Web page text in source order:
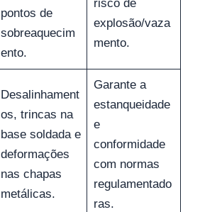
pontos de
sobreaquecim
ento.
risco de
explosão/vaza
mento.
Desalinhament
os, trincas na
base soldada e
deformações
nas chapas
metálicas.
Garante a
estanqueidade
e
conformidade
com normas
regulamentado
ras.